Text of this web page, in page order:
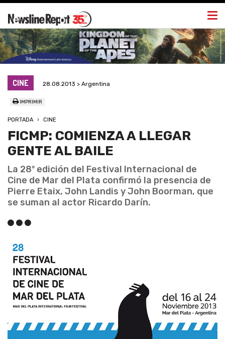
CINE 28.08.2013 > Argentina
IMPRIMIR
PORTADA CINE
FICMP: COMIENZA A LLEGAR
GENTE AL BAILE
La 28º edición del Festival Internacional de
Cine de Mar del Plata confirmó la presencia de
Pierre Etaix, John Landis y John Boorman, que
se suman al actor Ricardo Darín.